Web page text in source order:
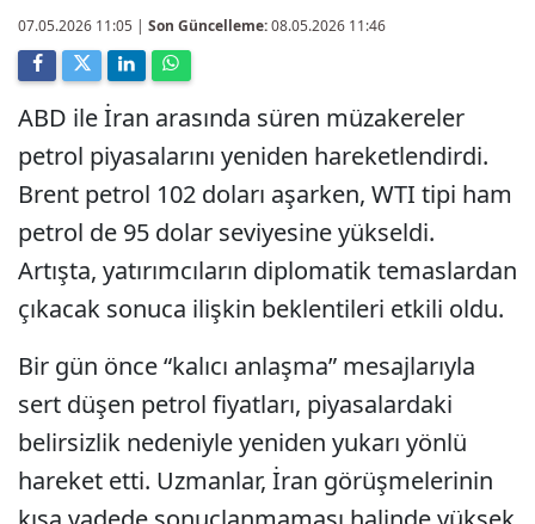
07.05.2026 11:05 | Son Güncelleme:08.05.2026 11:46
ABD ile İran arasında süren müzakereler
petrol piyasalarını yeniden hareketlendirdi.
Brent petrol 102 doları aşarken, WTI tipi ham
petrol de 95 dolar seviyesine yükseldi.
Artışta, yatırımcıların diplomatik temaslardan
çıkacak sonuca ilişkin beklentileri etkili oldu.
Bir gün önce “kalıcı anlaşma” mesajlarıyla
sert düşen petrol fiyatları, piyasalardaki
belirsizlik nedeniyle yeniden yukarı yönlü
hareket etti. Uzmanlar, İran görüşmelerinin